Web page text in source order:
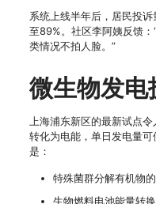
系统上线半年后，居民投
至89%。社区李阿姨反馈
类情况不拍人脸。”
微生物发电
上海浦东新区的最新试点
转化为电能，单日发电量
是：
特殊菌群分解有机物
生物燃料电池能量转